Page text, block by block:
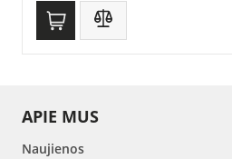
APIE MUS
Naujienos